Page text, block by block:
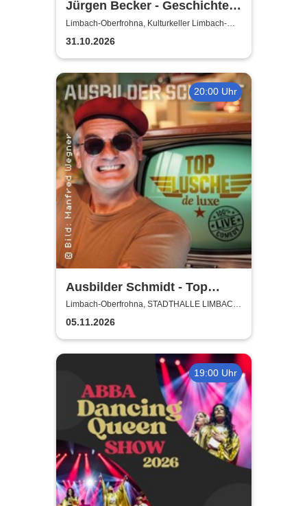
Jürgen Becker - Geschichte
in Scheiben – wie Musik
Politik macht
Limbach-Oberfrohna, Kulturkeller Limbach-
Oberfrohna
31.10.2026
20:00 Uhr
Ausbilder Schmidt - Top
Lusche de Luxe
Limbach-Oberfrohna, STADTHALLE LIMBACH-
OBERFROHNA
05.11.2026
19:00 Uhr